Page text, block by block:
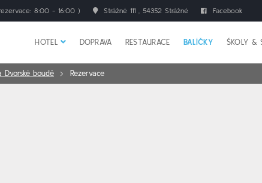
8:00 - 16:00 ) Strážné 111 , 54352 Strážné Facebook
HOTEL DOPRAVA RESTAURACE BALÍČKY ŠKOLY &
Dvorské boudě Rezervace